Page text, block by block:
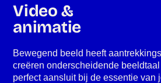
Video &
animatie
Bewegend beeld heeft
creëren onderscheidende
perfect aansluit bij de essentie van